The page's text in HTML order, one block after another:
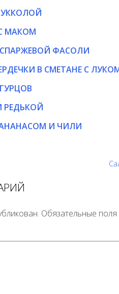
МАКОМ
ФАСОЛИ
В СМЕТАНЕ С
РЕДЬКОЙ
И ЧИЛИ
Обязательные